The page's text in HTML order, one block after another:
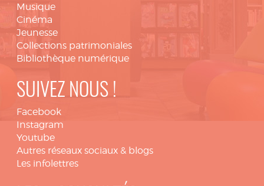
Musique
Cinéma
Jeunesse
Collections patrimoniales
Bibliothèque numérique
SUIVEZ NOUS !
Facebook
Instagram
Youtube
Autres réseaux sociaux & blogs
Les infolettres